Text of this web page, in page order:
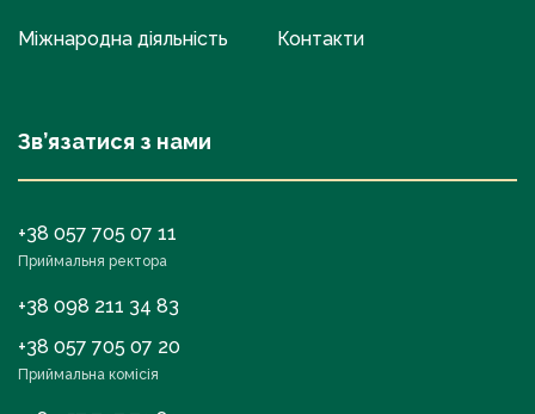
Міжнародна діяльність Контакти
Зв’язатися з нами
+38 057 705 07 11
Приймальня ректора
+38 098 211 34 83
+38 057 705 07 20
Приймальна комісія